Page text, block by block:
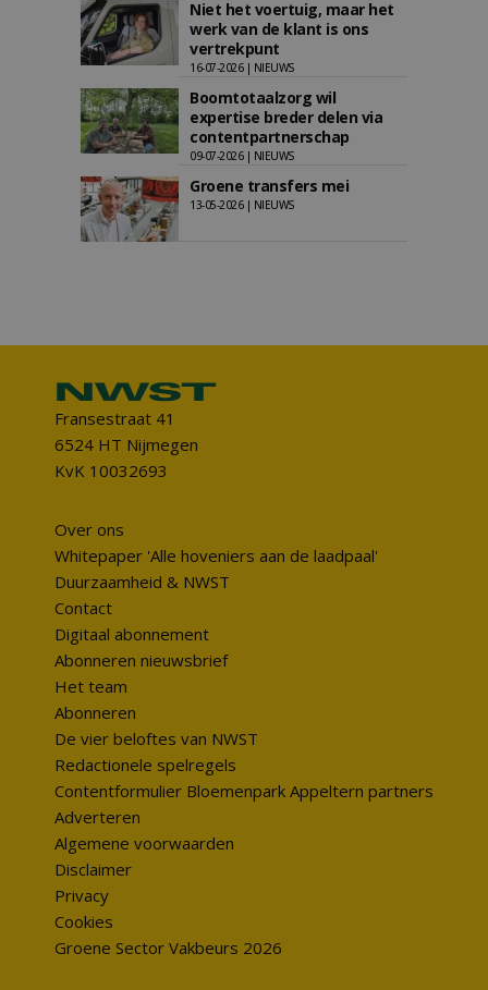
Niet het voertuig, maar het
werk van de klant is ons
vertrekpunt
16-07-2026 | NIEUWS
Boomtotaalzorg wil
expertise breder delen via
contentpartnerschap
09-07-2026 | NIEUWS
Groene transfers mei
13-05-2026 | NIEUWS
Fransestraat 41
6524 HT Nijmegen
KvK 10032693
Over ons
Whitepaper 'Alle hoveniers aan de laadpaal'
Duurzaamheid & NWST
Contact
Digitaal abonnement
Abonneren nieuwsbrief
Het team
Abonneren
De vier beloftes van NWST
Redactionele spelregels
Contentformulier Bloemenpark Appeltern partners
Adverteren
Algemene voorwaarden
Disclaimer
Privacy
Cookies
Groene Sector Vakbeurs 2026